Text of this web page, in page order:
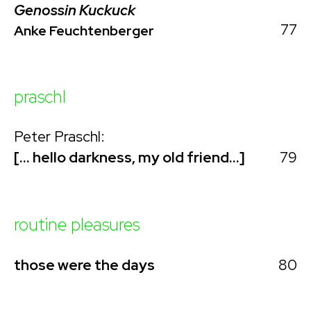
Genossin Kuckuck
Anke Feuchtenberger 77
praschl
Peter Praschl:
[… hello darkness, my old friend…]
79
routine pleasures
those were the days 80